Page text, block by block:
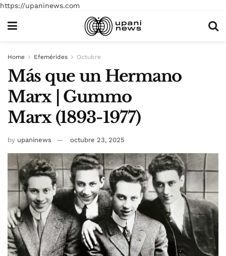
https://upaninews.com
Home Efemérides Octubre
Más que un Hermano
Marx | Gummo
Marx (1893-1977)
by upaninews octubre 23, 2025